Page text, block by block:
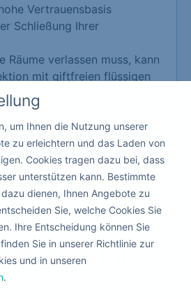
Vertrauensbasis
Schließung Ihrer
Räume verlassen muss, kann
mit giftfreien flüssigen
werden.
mit
um Ihnen die Nutzung unserer
zu erleichtern und das Laden von
Cookies tragen dazu bei, dass
unterstützen kann. Bestimmte
dienen, Ihnen Angebote zu
Sie, welche Cookies Sie
Ihre Entscheidung können Sie
Sie in unserer Richtlinie zur
und in unseren
.